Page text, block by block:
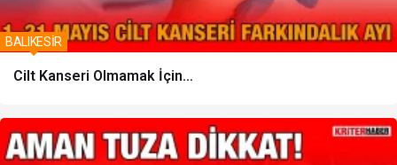
Cilt Kanseri Olmamak İçin…
BALIKESİR